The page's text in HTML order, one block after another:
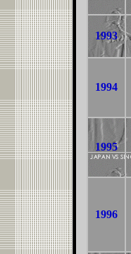
1993
1994
1995
1996